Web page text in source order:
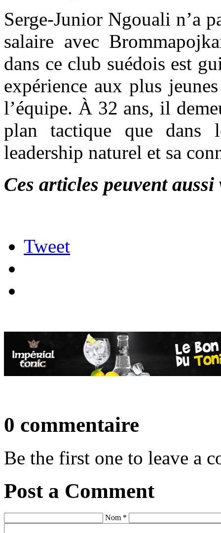
Serge-Junior Ngouali n’a
salaire avec
dans ce club suédois est
expérience aux plus
l’équipe. À 32 ans, il
plan tactique que dans
leadership naturel et sa
Ces articles peuvent
Tweet
0 commentaire
Be the first one to leave a
Post a Comment
Nom *